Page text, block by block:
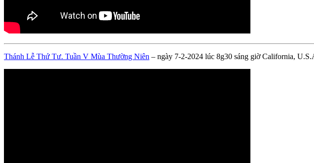
Thánh Lễ Thứ Tư. Tuần V Mùa Thường Niên – ngày 7-2-2024 lúc 8g30 sáng giờ California,